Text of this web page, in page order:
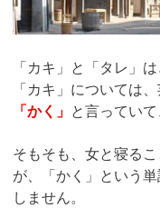
「カキ」と「タレ」
「カキ」については
「かく」 と言ってい
そもそも、女と寝る
が、「かく」という
しません。